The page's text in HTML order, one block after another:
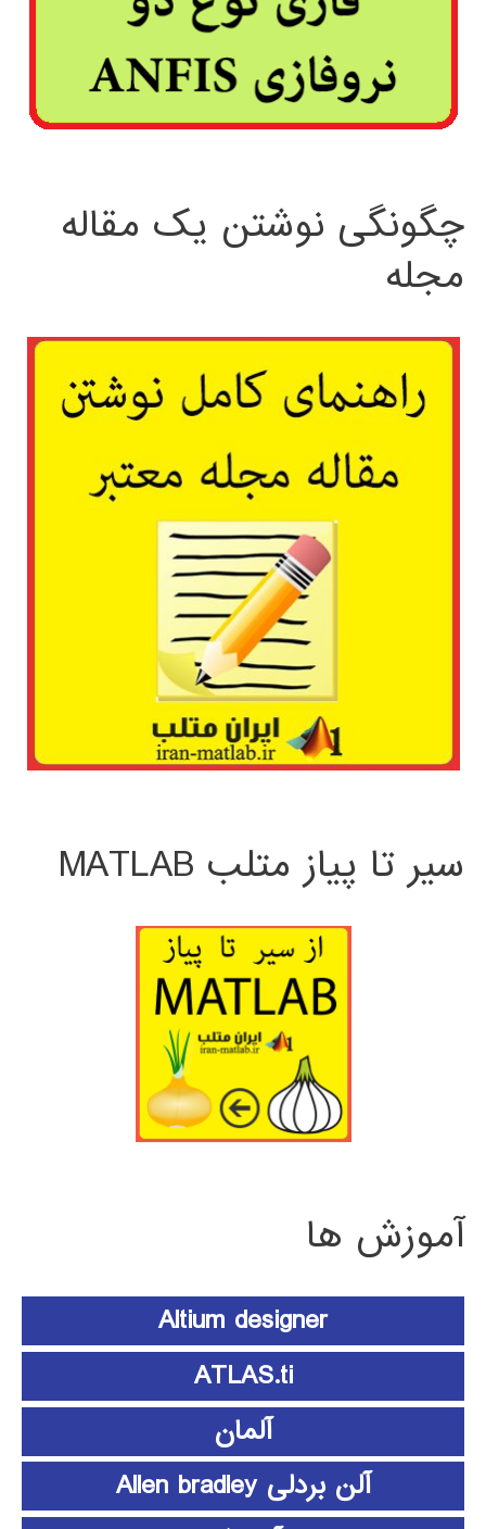
چگونگی نوشتن یک مقاله
مجله
سیر تا پیاز متلب MATLAB
آموزش ها
Altium designer
ATLAS.ti
آلمان
آلن بردلی Allen bradley